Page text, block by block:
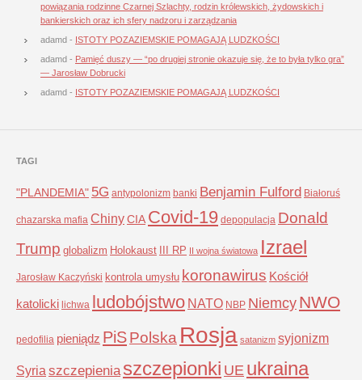
powiązania rodzinne Czarnej Szlachty, rodzin królewskich, żydowskich i
bankierskich oraz ich sfery nadzoru i zarządzania
adamd - ISTOTY POZAZIEMSKIE POMAGAJĄ LUDZKOŚCI
adamd - Pamięć duszy — “po drugiej stronie okazuje się, że to była tylko gra”
— Jarosław Dobrucki
adamd - ISTOTY POZAZIEMSKIE POMAGAJĄ LUDZKOŚCI
TAGI
"PLANDEMIA" 5G antypolonizm banki Benjamin Fulford Białoruś
chazarska mafia ChinyCIA Covid-19 depopulacja Donald
Trump globalizm Holokaust III RP II wojna światowa Izrael
Jarosław Kaczyński kontrola umysłu koronawirus Kościół
katolicki lichwa ludobójstwo NATO NBP NiemcyNWO
pedofilia pieniądz PiSPolska Rosja satanizm syjonizm
Syria szczepienia szczepionki UE ukraina